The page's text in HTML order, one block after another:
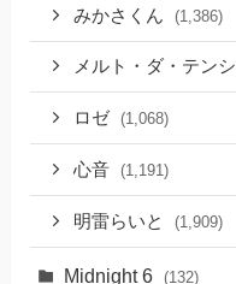
みかさくん (1,386)
メルト・ダ・テンシ
ロゼ (1,068)
心音 (1,191)
明雷らいと (1,909)
Midnight 6 (132)